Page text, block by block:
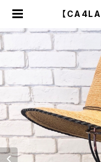
【